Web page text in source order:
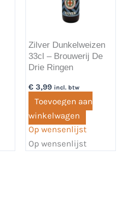
Zilver Dunkelweizen
33cl – Brouwerij De
Drie Ringen
€3,99 incl. btw
Toevoegen aan
winkelwagen
Op wensenlijst
Op wensenlijst